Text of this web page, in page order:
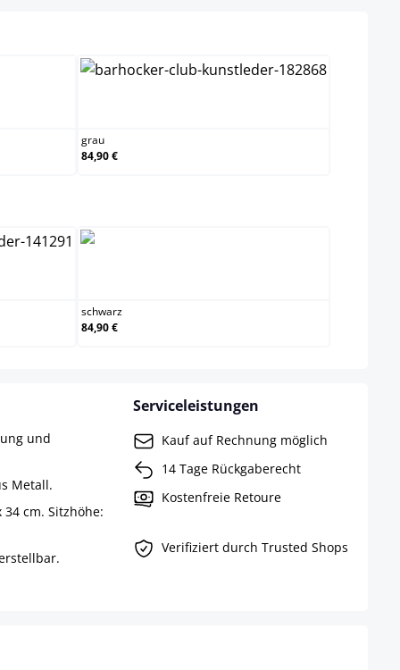
grau
84,90 €
schwarz
84,90 €
und
Metall.
34 cm. Sitzhöhe:
Serviceleistungen
Kauf auf Rechnung möglich
14 Tage Rückgaberecht
Kostenfreie Retoure
Verifiziert durch Trusted Shops